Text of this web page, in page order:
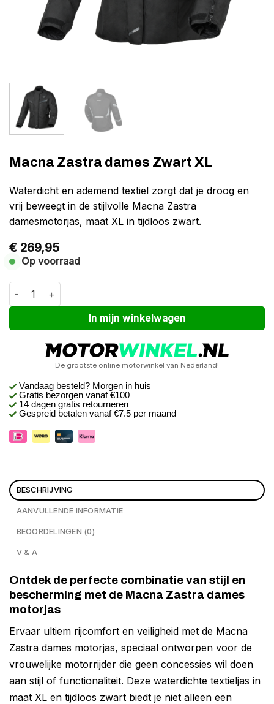
Macna Zastra dames Zwart XL
Waterdicht en ademend textiel zorgt dat je droog en
vrij beweegt in de stijlvolle Macna Zastra
damesmotorjas, maat XL in tijdloos zwart.
€ 269,95
Op voorraad
Macna Zastra dames Zwart XL aantal
In mijn winkelwagen
Alternative:
De grootste online motorwinkel van Nederland!
Vandaag besteld? Morgen in huis
Gratis bezorgen vanaf €100
14 dagen gratis retourneren
Gespreid betalen vanaf €7.5 per maand
BESCHRIJVING
AANVULLENDE INFORMATIE
BEOORDELINGEN (0)
V & A
Ontdek de perfecte combinatie van stijl en
bescherming met de Macna Zastra dames
motorjas
Ervaar ultiem rijcomfort en veiligheid met de Macna
Zastra dames motorjas, speciaal ontworpen voor de
vrouwelijke motorrijder die geen concessies wil doen
aan stijl of functionaliteit. Deze waterdichte textieljas in
maat XL en tijdloos zwart biedt je niet alleen een